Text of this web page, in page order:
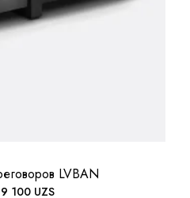
LVBAN
100 UZS